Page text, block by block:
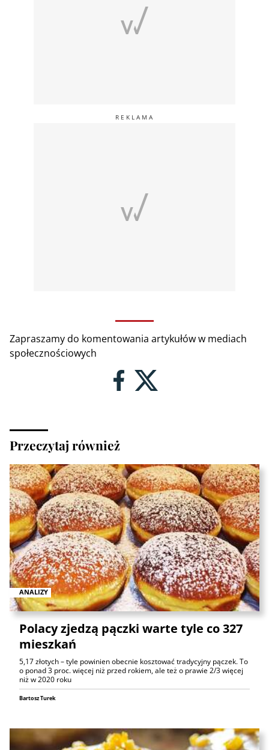
Zapraszamy do komentowania artykułów w mediach
społecznościowych
Przeczytaj również
ANALIZY
Polacy zjedzą pączki warte tyle co 327
mieszkań
5,17 złotych – tyle powinien obecnie kosztować tradycyjny pączek. To
o ponad 3 proc. więcej niż przed rokiem, ale też o prawie 2/3 więcej
niż w 2020 roku
Bartosz Turek